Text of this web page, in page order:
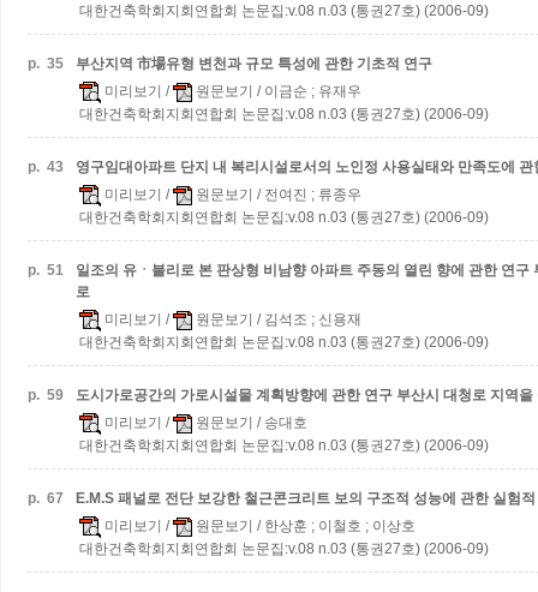
대한건축학회지회연합회 논문집:v.08 n.03 (통권27호) (2006-09)
p. 35
부산지역 市場유형 변천과 규모 특성에 관한 기초적 연구
미리보기 / 원문보기 / 이금순 ; 유재우
대한건축학회지회연합회 논문집:v.08 n.03 (통권27호) (2006-09)
p. 43
영구임대아파트 단지 내 복리시설로서의 노인정 사용실태와 만족도에 관
미리보기 / 원문보기 / 전여진 ; 류종우
대한건축학회지회연합회 논문집:v.08 n.03 (통권27호) (2006-09)
p. 51 일조의 유ㆍ불리로 본 판상형 비남향 아파트 주동의 열린 향에 관한 연구
로
미리보기 / 원문보기 / 김석조 ; 신용재
대한건축학회지회연합회 논문집:v.08 n.03 (통권27호) (2006-09)
p. 59 도시가로공간의 가로시설물 계획방향에 관한 연구 부산시 대청로 지역을
미리보기 / 원문보기 / 송대호
대한건축학회지회연합회 논문집:v.08 n.03 (통권27호) (2006-09)
p. 67
E.M.S 패널로 전단 보강한 철근콘크리트 보의 구조적 성능에 관한 실험
미리보기 / 원문보기 / 한상훈 ; 이철호 ; 이상호
대한건축학회지회연합회 논문집:v.08 n.03 (통권27호) (2006-09)